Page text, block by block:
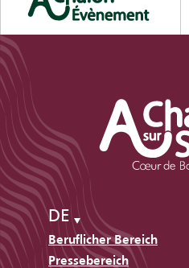
DE
Beruflicher Bereich
Pressebereich